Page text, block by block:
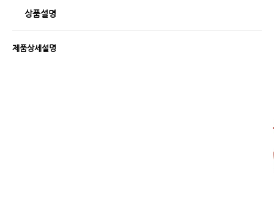
상품설명
제품상세설명